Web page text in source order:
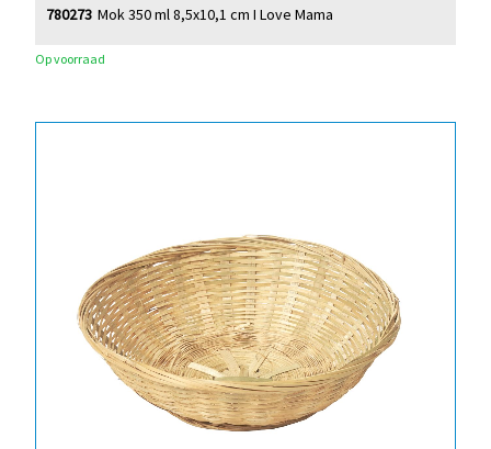
Mok 350 ml 8,5x10,1 cm I Love Mama
780273
Op voorraad